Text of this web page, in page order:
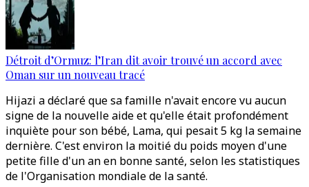
Détroit d’Ormuz: l’Iran dit avoir trouvé un accord avec
Oman sur un nouveau tracé
Hijazi a déclaré que sa famille n'avait encore vu aucun
signe de la nouvelle aide et qu'elle était profondément
inquiète pour son bébé, Lama, qui pesait 5 kg la semaine
dernière. C'est environ la moitié du poids moyen d'une
petite fille d'un an en bonne santé, selon les statistiques
de l'Organisation mondiale de la santé.